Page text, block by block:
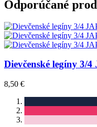
Odporúčané
Dievčenské legíny 3/
8,50 €